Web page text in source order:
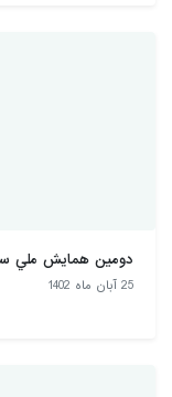
دومين همايش ملي
25 آبان ماه 1402